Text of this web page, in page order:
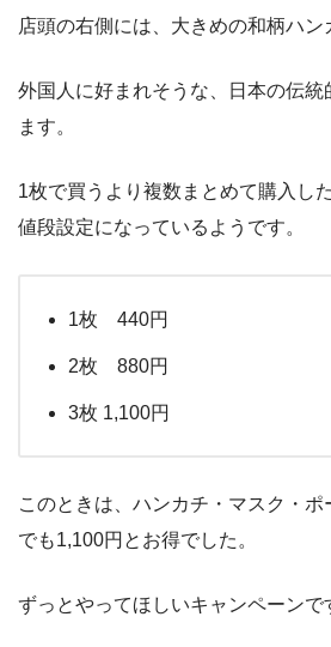
店頭の右側には、大きめの和柄ハン
外国人に好まれそうな、日本の伝統
ます。
1枚で買うより複数まとめて購入し
値段設定になっているようです。
1枚 440円
2枚 880円
3枚 1,100円
このときは、ハンカチ・マスク・
でも1,100円とお得でした。
ずっとやってほしいキャンペーンで